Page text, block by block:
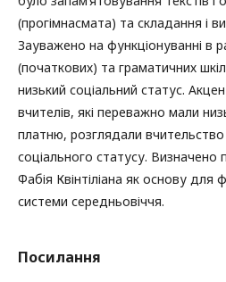
(прогімнасмата) та складання і
Зауважено на функціонуванні в
(початкових) та граматичних
низький соціальний статус.
вчителів, які переважно мали
платню, розглядали
соціального статусу. Визначено
Фабія Квінтіліана як основу для
системи середньовіччя.
Посилання